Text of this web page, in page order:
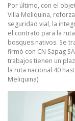
Por último, con el
Villa Meliquina,
seguridad vial, la
el contrato para la
bosques nativos. Se
firmó con CN Sapag
trabajos tienen un
la ruta nacional 40
Meliquina).